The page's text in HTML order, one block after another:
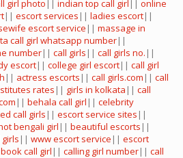
girl photo || indian top call girl || online
|| escort services || ladies escort||
escort service || massage in
call girl whatsapp number||
number|| call girls || call girls no. ||
escort|| college girl escort|| call girl
|| actress escorts || call girls.com || call
rates || girls in kolkata || call
|| behala call girl || celebrity
call girls || escort service sites ||
bengali girl || beautiful escorts ||
|| www escort service || escort
call girl || calling girl number|| call